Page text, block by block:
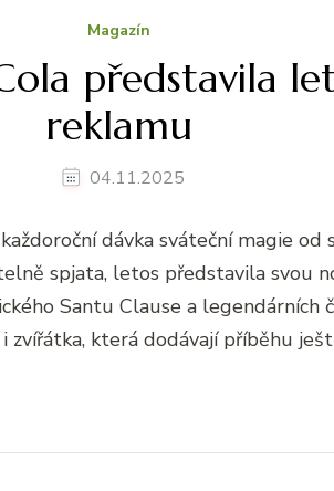
Magazín
představila
reklamu
04.11.2025
dávka sváteční magie od
spjata, letos představila svou
Santu Clause a legendárních
která dodávají příběhu